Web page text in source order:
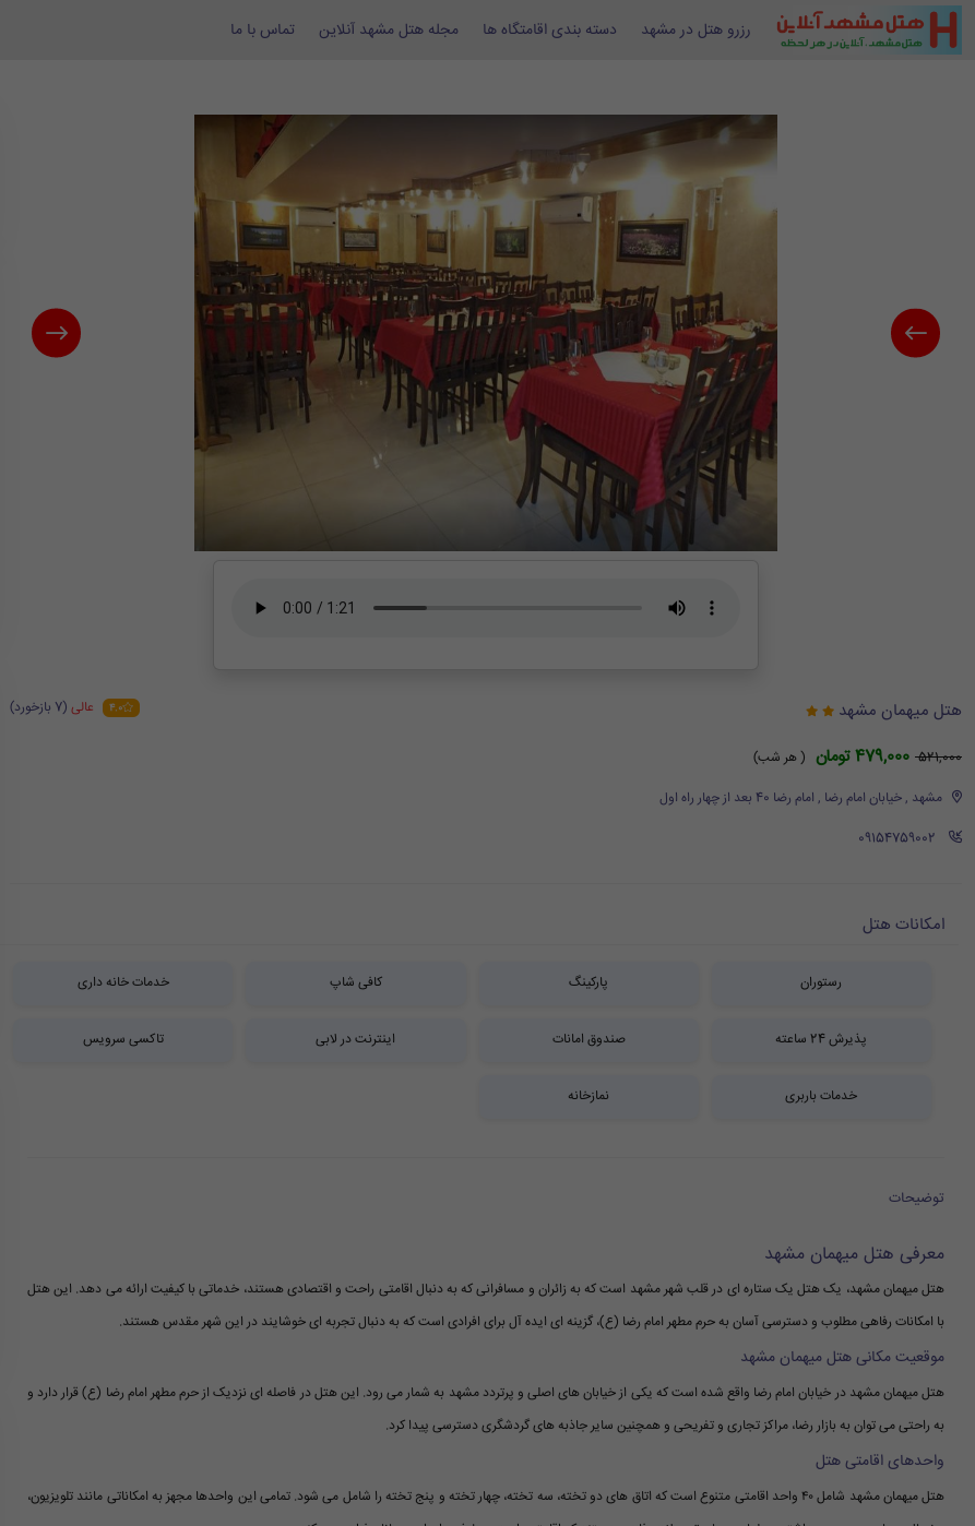
رزرو هتل در مشهد دسته بندی اقامتگاه ها مجله هتل مشهد آنلاین تماس با ما
هتل میهمان مشهد
521,000 479,000 تومان
( هر شب)
مشهد , خیابان امام رضا , امام رضا 40 بعد از چهار راه اول
‪ 09154759002
4.0 عالی (7 بازخورد)
امکانات هتل
رستوران پارکینگ کافی شاپ خدمات خانه داری
پذیرش 24 ساعته صندوق امانات اینترنت در لابی تاکسی سرویس
خدمات باربری نمازخانه
توضیحات
معرفی هتل میهمان مشهد
هتل میهمان مشهد، یک هتل یک ستاره ای در قلب شهر مشهد است که به زائران و مسافرانی که به دنبال اقامتی راحت و اقتصادی هستند، خدماتی با کیفیت ارائه می دهد. این هتل
با امکانات رفاهی مطلوب و دسترسی آسان به حرم مطهر امام رضا (ع)، گزینه ای ایده آل برای افرادی است که به دنبال تجربه ای خوشایند در این شهر مقدس هستند.
موقعیت مکانی هتل میهمان مشهد
هتل میهمان مشهد در خیابان امام رضا واقع شده است که یکی از خیابان های اصلی و پرتردد مشهد به شمار می رود. این هتل در فاصله ای نزدیک از حرم مطهر امام رضا (ع) قرار دارد و
به راحتی می توان به بازار رضا، مراکز تجاری و تفریحی و همچنین سایر جاذبه های گردشگری دسترسی پیدا کرد.
واحدهای اقامتی هتل
هتل میهمان مشهد شامل ۴۰ واحد اقامتی متنوع است که اتاق های دو تخته، سه تخته، چهار تخته و پنج تخته را شامل می شود. تمامی این واحدها مجهز به امکاناتی مانند تلویزیون،